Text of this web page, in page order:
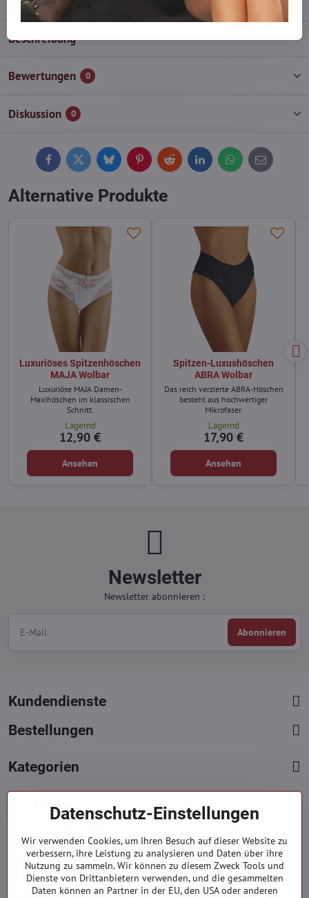
Beschreibung
Bewertungen 0
Diskussion 0
FacebookTwitterBlueskyPinterestReddit LinkedInWhatsApp
E-
mail
Alternative Produkte
Luxuriöses Spitzenhöschen
MAJA Wolbar
Luxuriöse MAJA Damen-
Maxihöschen im klassischen
Schnitt.
Lagernd
12,90 €
Ansehen
Spitzen-Luxushöschen
ABRA Wolbar
Das reich verzierte ABRA-Höschen
besteht aus hochwertiger
Mikrofaser.
Lagernd
17,90 €
Ansehen
Newsletter
Newsletter abonnieren :
Abonnieren
Kundendienste
Bestellungen
Kategorien
Kontakte
Mont. - Freit. : 09:00 - 15:00 hod.
info​@everlady​.eu
Non stop ( 24/7 )
Datenschutz-Einstellungen
Wir verwenden Cookies, um Ihren Besuch auf dieser Website zu
verbessern, ihre Leistung zu analysieren und Daten über ihre
Nutzung zu sammeln. Wir können zu diesem Zweck Tools und
Dienste von Drittanbietern verwenden, und die gesammelten
Daten können an Partner in der EU, den USA oder anderen